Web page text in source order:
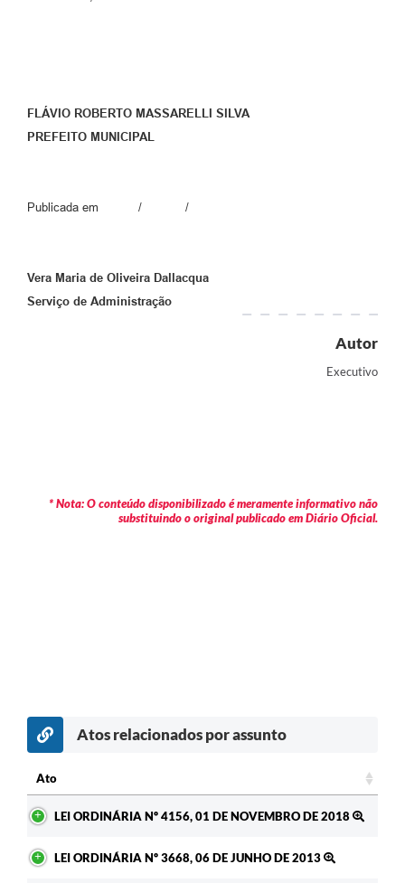
FLÁVIO ROBERTO MASSARELLI SILVA
PREFEITO MUNICIPAL
Publicada em / /
Vera Maria de Oliveira Dallacqua
Serviço de Administração
Autor
Executivo
* Nota: O conteúdo disponibilizado é meramente informativo não
substituindo o original publicado em Diário Oficial.
Atos relacionados por assunto
Ato
LEI ORDINÁRIA Nº 4156, 01 DE NOVEMBRO DE 2018
LEI ORDINÁRIA Nº 3668, 06 DE JUNHO DE 2013